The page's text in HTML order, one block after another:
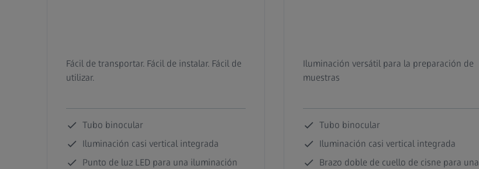
Fácil de transportar. Fácil de instalar. Fácil de
utilizar.
Tubo binocular
Iluminación casi vertical integrada
Punto de luz LED para una iluminación
Iluminación versátil para la preparación de
muestras
Tubo binocular
Iluminación casi vertical integrada
Brazo doble de cuello de cisne para una